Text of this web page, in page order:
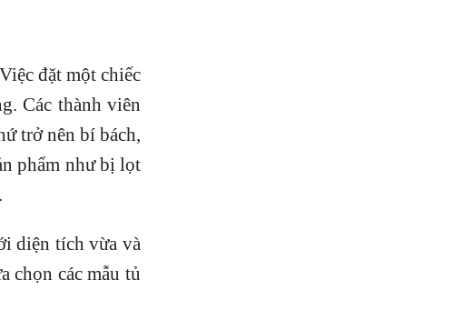
đặt một chiếc
Các thành viên
trở nên bí bách,
phẩm như bị lọt
diện tích vừa và
chọn các mẫu tủ